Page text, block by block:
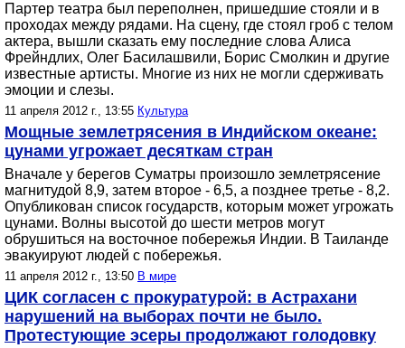
Партер театра был переполнен, пришедшие стояли и в
проходах между рядами. На сцену, где стоял гроб с телом
актера, вышли сказать ему последние слова Алиса
Фрейндлих, Олег Басилашвили, Борис Смолкин и другие
известные артисты. Многие из них не могли сдерживать
эмоции и слезы.
11 апреля 2012 г., 13:55 Культура
Мощные землетрясения в Индийском океане:
цунами угрожает десяткам стран
Вначале у берегов Суматры произошло землетрясение
магнитудой 8,9, затем второе - 6,5, а позднее третье - 8,2.
Опубликован список государств, которым может угрожать
цунами. Волны высотой до шести метров могут
обрушиться на восточное побережья Индии. В Таиланде
эвакуируют людей с побережья.
11 апреля 2012 г., 13:50 В мире
ЦИК согласен с прокуратурой: в Астрахани
нарушений на выборах почти не было.
Протестующие эсеры продолжают голодовку